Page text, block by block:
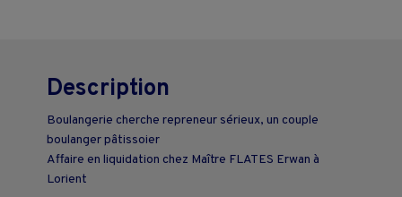
Description
Boulangerie cherche repreneur sérieux, un couple
boulanger pâtissoier
Affaire en liquidation chez Maître FLATES Erwan à
Lorient